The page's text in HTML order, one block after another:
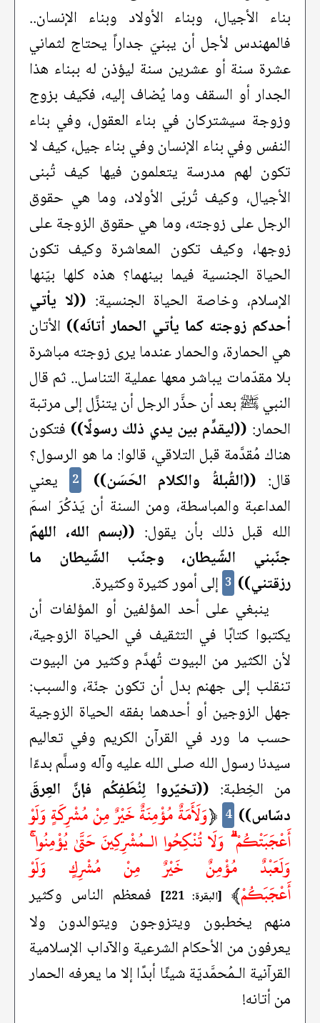
بناء الأجيال، وبناء الأولاد وبناء الإنسان..
فالمهندس لأجل أن يبنيَ جداراً يحتاج لثماني
عشرة سنة أو عشرين سنة ليؤذن له ببناء هذا
الجدار أو السقف وما يُضاف إليه، فكيف بزوج
وزوجة سيشتركان في بناء العقول، وفي بناء
النفس وفي بناء الإنسان وفي بناء جيل، كيف لا
تكون لهم مدرسة يتعلمون فيها كيف تُبنى
الأجيال، وكيف تُربّى الأولاد، وما هي حقوق
الرجل على زوجته، وما هي حقوق الزوجة على
زوجها، وكيف تكون المعاشرة وكيف تكون
الحياة الجنسية فيما بينهما؟ هذه كلها بيّنها
الإسلام، وخاصة الحياة الجنسية: ((لا يأتي
أحدكم زوجته كما يأتي الحمار أتانَه)) الأتان
هي الحمارة، والحمار عندما يرى زوجته مباشرة
بلا مقدّمات يباشر معها عملية التناسل.. ثم قال
النبي ﷺ بعد أن حذَّر الرجل أن يتنزَّل إلى مرتبة
الحمار: ((ليقدِّم بين يدي ذلك رسولًا)) فتكون
هناك مُقدَّمة قبل التلاقي، قالوا: ما هو الرسول؟
قال: ((القُبلةُ والكلام الحَسَن)) 2
يعني
المداعبة والمباسطة، ومن السنة أن يَذكُرَ اسمَ
الله قبل ذلك بأن يقول: ((بسم الله، اللهمّ
جنّبني الشّيطان، وجنّب الشّيطان ما
رزقتني)) 3 إلى أمور كثيرة وكثيرة.
ينبغي على أحد المؤلفين أو المؤلفات أن
يكتبوا كتابًا في التثقيف في الحياة الزوجية،
لأن الكثير من البيوت تُهدَّم وكثير من البيوت
تنقلب إلى جهنم بدل أن تكون جنّة، والسبب:
جهل الزوجين أو أحدهما بفقه الحياة الزوجية
حسب ما ورد في القرآن الكريم وفي تعاليم
سيدنا رسول الله صلى الله عليه وآله وسلَّم بدءًا
من الخِطبة: ((تخيّروا لِنُطَفِكُم فإنَّ العِرقَ
دسّاس)) 4 ﴿وَلَأَمَةٌ مُؤْمِنَةٌ خَيْرٌ مِنْ مُشْرِكَةٍ وَلَوْ
أَعْجَبَتْكُمْ ۗ وَلَا تُنْكِحُوا الـمُشْرِكِينَ حَتَّىٰ يُؤْمِنُوا ۚ
وَلَعَبْدٌ مُؤْمِنٌ خَيْرٌ مِنْ مُشْرِكٍ وَلَوْ
أَعْجَبَكُمْ﴾ [البقرة: 221]
فمعظم الناس وكثير
منهم يخطبون ويتزوجون ويتوالدون ولا
يعرفون من الأحكام الشرعية والآداب الإسلامية
القرآنية الـمُحمَّديّة شيئًا أبدًا إلا ما يعرفه الحمار
من أتانه!